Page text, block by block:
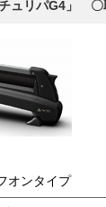
ュリパG4」 〇
オンタイプ